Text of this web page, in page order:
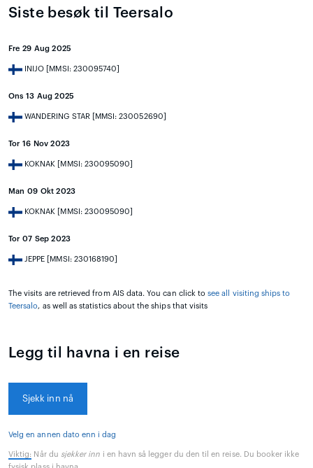
Siste besøk til Teersalo
Fre 29 Aug 2025
INIJO [MMSI: 230095740]
Ons 13 Aug 2025
WANDERING STAR [MMSI: 230052690]
Tor 16 Nov 2023
KOKNAK [MMSI: 230095090]
Man 09 Okt 2023
KOKNAK [MMSI: 230095090]
Tor 07 Sep 2023
JEPPE [MMSI: 230168190]
The visits are retrieved from AIS data. You can click tosee all visiting ships to
Teersalo, as well as statistics about the ships that visits
Legg til havna i en reise
Sjekk inn nå
Velg en annen dato enn i dag
Viktig: Når du sjekker inn i en havn så legger du den til en reise. Du booker ikke